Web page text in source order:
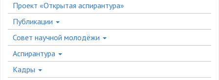
Проект «Открытая аспирантура»
Публикации
Совет научной молодёжи
Аспирантура
Кадры